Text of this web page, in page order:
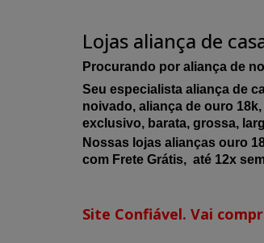
Lojas aliança de
Procurando por aliança de
Seu especialista aliança de
noivado, aliança de ouro
exclusivo, barata, grossa,
Nossas lojas alianças ouro
com Frete Grátis, até 12x
Site Confiável. Vai